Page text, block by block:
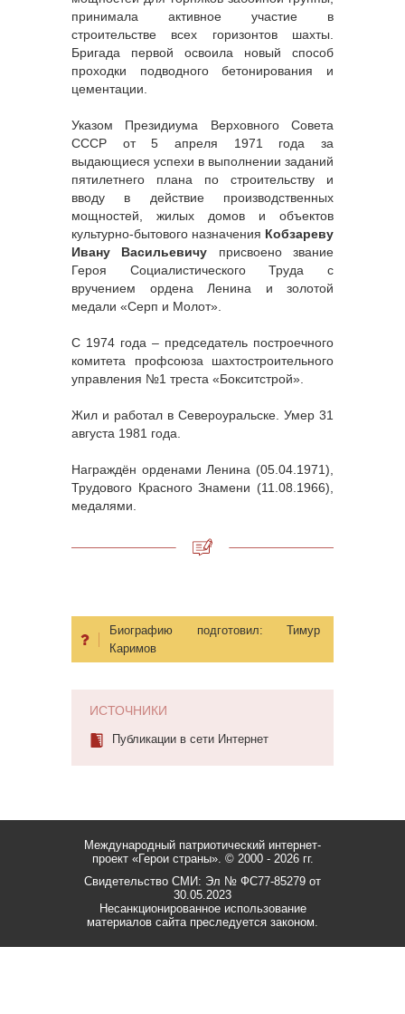
принимала активное участие в
строительстве всех горизонтов шахты.
Бригада первой освоила новый способ
проходки подводного бетонирования и
цементации.
Указом Президиума Верховного Совета
СССР от 5 апреля 1971 года за
выдающиеся успехи в выполнении заданий
пятилетнего плана по строительству и
вводу в действие производственных
мощностей, жилых домов и объектов
культурно-бытового назначения Кобзареву
Ивану Васильевичу присвоено звание
Героя Социалистического Труда с
вручением ордена Ленина и золотой
медали «Серп и Молот».
С 1974 года – председатель построечного
комитета профсоюза шахтостроительного
управления №1 треста «Бокситстрой».
Жил и работал в Североуральске. Умер 31
августа 1981 года.
Награждён орденами Ленина (05.04.1971),
Трудового Красного Знамени (11.08.1966),
медалями.
Биографию подготовил: Тимур
Каримов
ИСТОЧНИКИ
Публикации в сети Интернет
Международный патриотический интернет-
проект «Герои страны». © 2000 - 2026 гг.
Свидетельство СМИ: Эл № ФС77-85279 от
30.05.2023
Несанкционированное использование
материалов сайта преследуется законом.